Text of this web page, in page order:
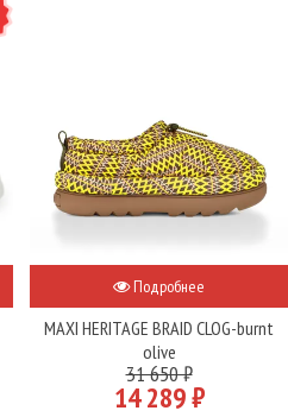
Подробнее
MAXI HERITAGE BRAID CLOG-burnt
olive
31 650 ₽
14 289 ₽